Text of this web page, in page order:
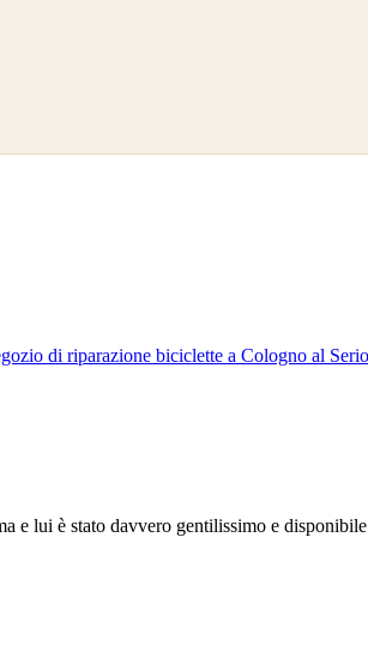
di riparazione biciclette a Cologno al Serio
e lui è stato davvero gentilissimo e